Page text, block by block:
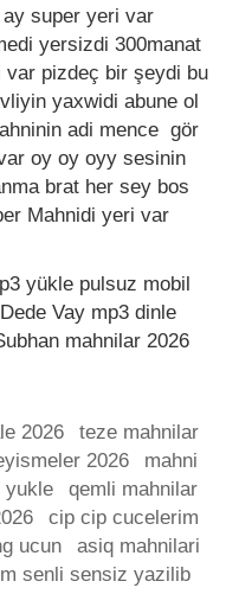
super yeri var
yersizdi 300manat
var pizdeç bir şeydi bu
yaxwidi abune ol
adi mence gör
oy oy oyy sesinin
brat her sey bos
Mahnidi yeri var
yükle pulsuz mobil
Vay mp3 dinle
mahnilar 2026
2026
teze mahnilar
2026
mahni
yukle
qemli mahnilar
cip cip cucelerim
ucun
asiq mahnilari
senli sensiz yazilib